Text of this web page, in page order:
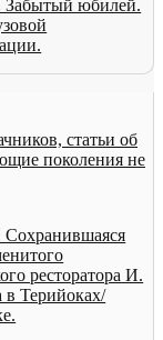
Забытый юбилей.
статьи об
поколения не
Сохранившаяся
ресторатора И.
в Терийоках/